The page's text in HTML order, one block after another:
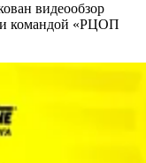
видеообзор
и командой «РЦОП